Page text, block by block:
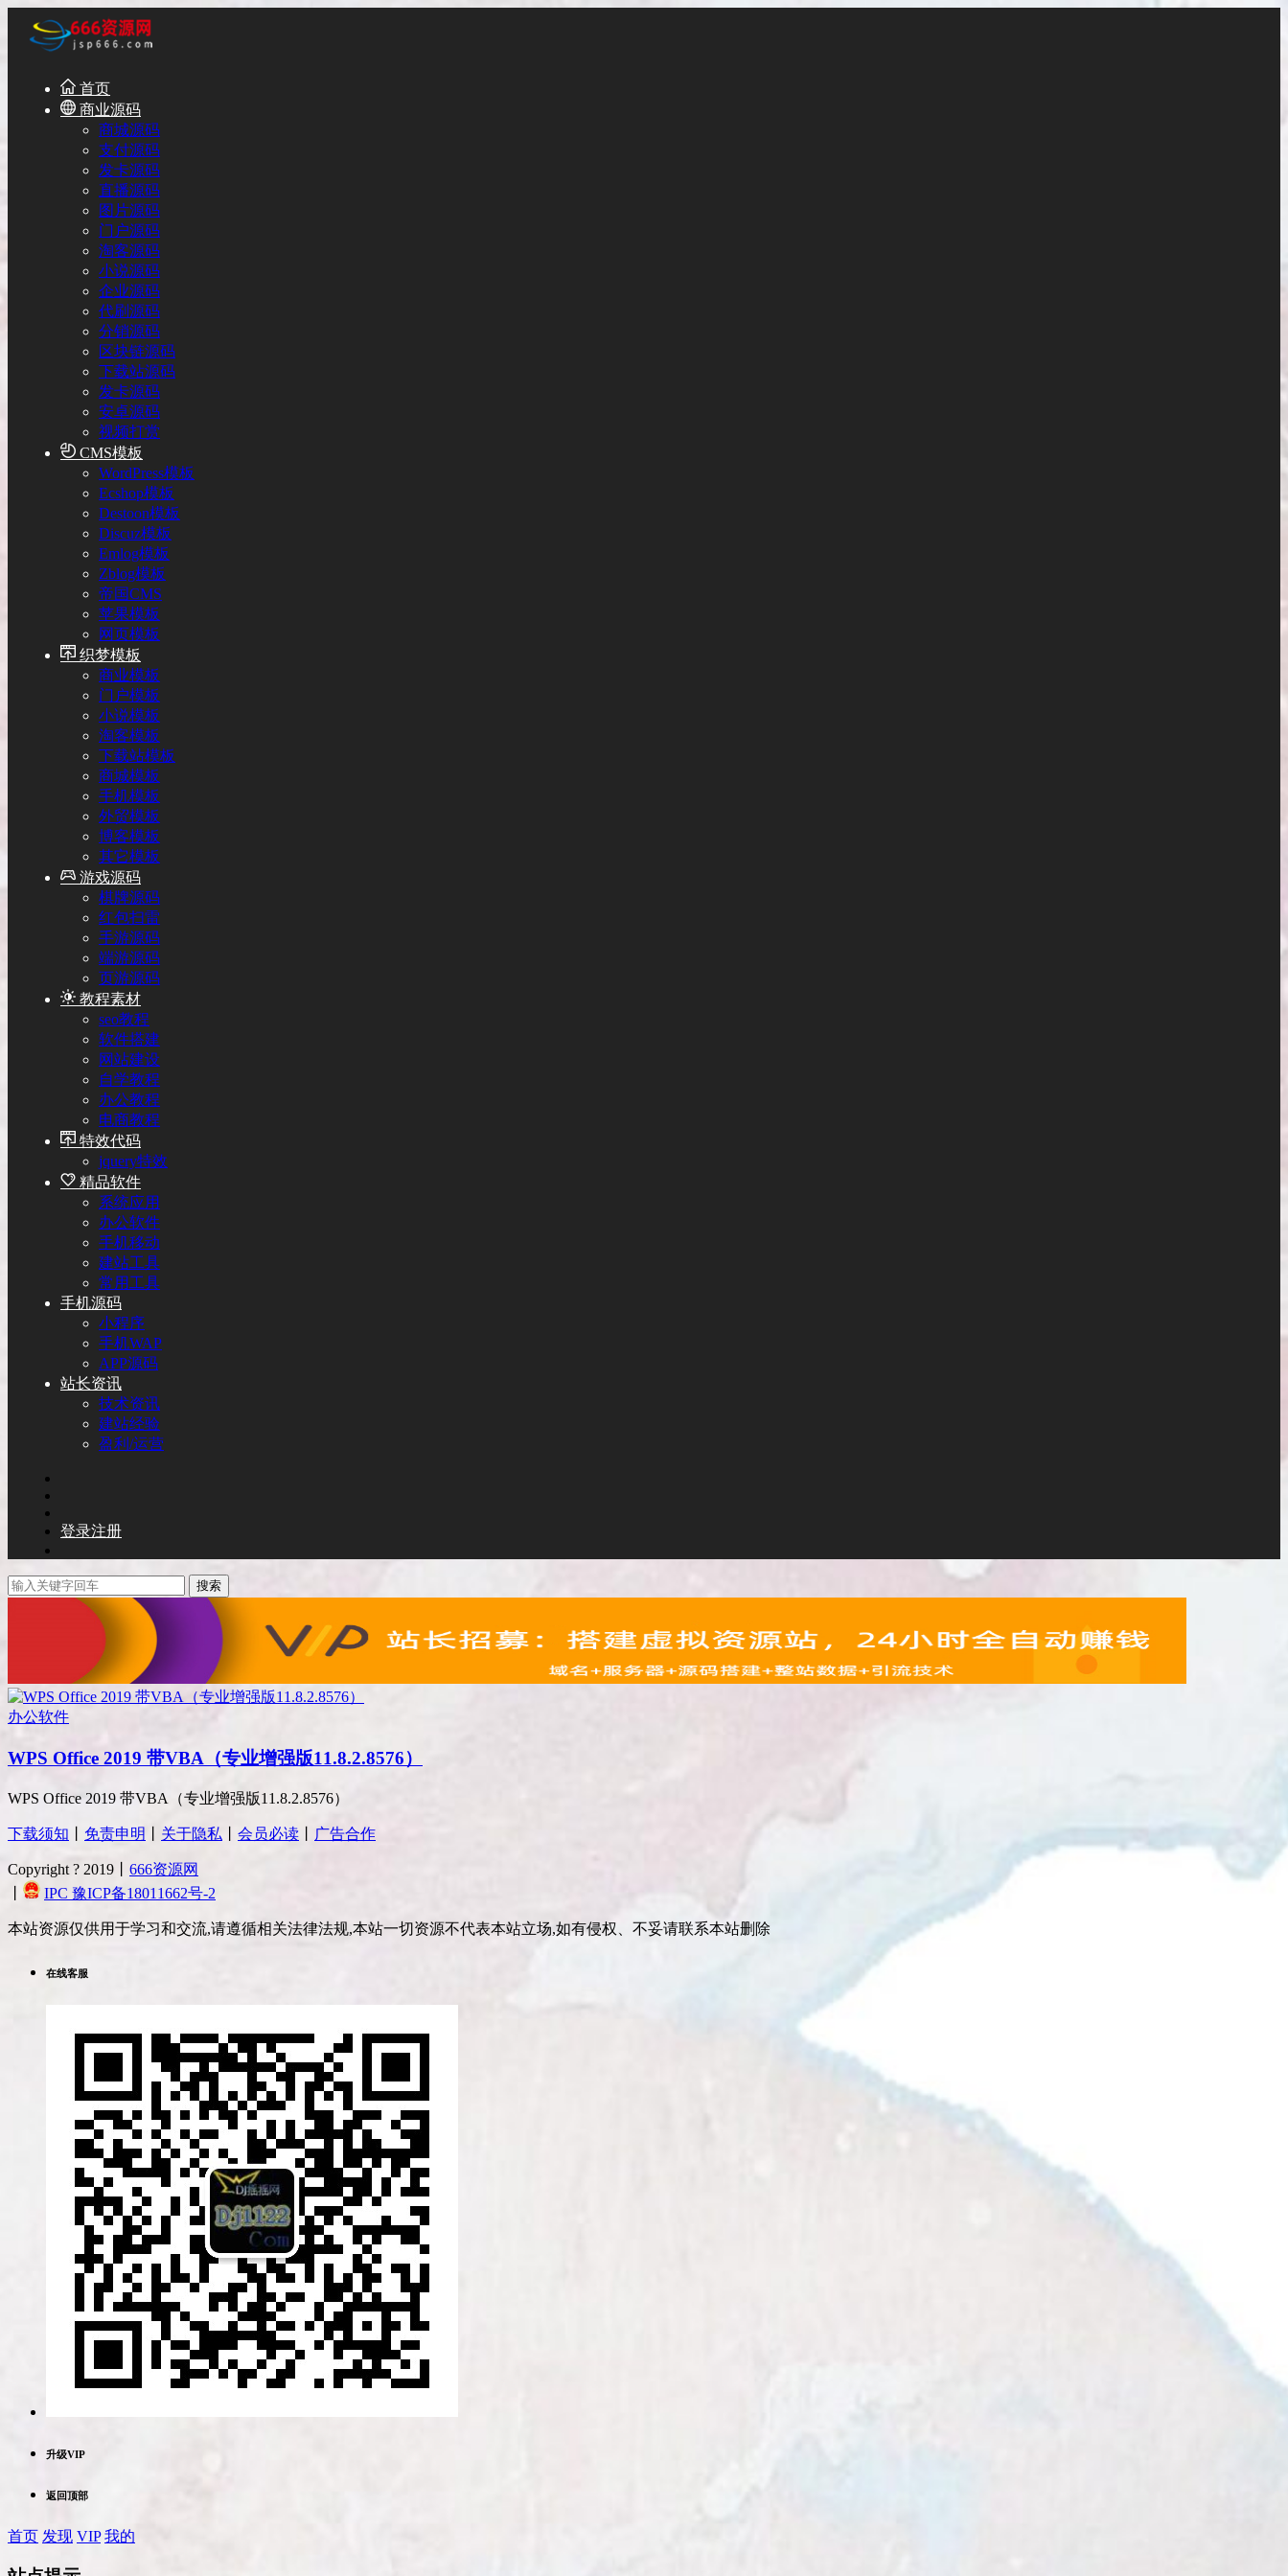
首页
商业源码
商城源码
支付源码
发卡源码
直播源码
图片源码
门户源码
淘客源码
小说源码
企业源码
代刷源码
分销源码
区块链源码
下载站源码
发卡源码
安卓源码
视频打赏
CMS模板
WordPress模板
Ecshop模板
Destoon模板
Discuz模板
Emlog模板
Zblog模板
帝国CMS
苹果模板
网页模板
织梦模板
商业模板
门户模板
小说模板
淘客模板
下载站模板
商城模板
手机模板
外贸模板
博客模板
其它模板
游戏源码
棋牌源码
红包扫雷
手游源码
端游源码
页游源码
教程素材
seo教程
软件搭建
网站建设
自学教程
办公教程
电商教程
特效代码
jquery特效
精品软件
系统应用
办公软件
手机移动
建站工具
常用工具
手机源码
小程序
手机WAP
APP源码
站长资讯
技术资讯
建站经验
盈利/运营
登录注册
搜索
办公软件
WPS Office 2019 带VBA（专业增强版11.8.2.8576）
WPS Office 2019 带VBA（专业增强版11.8.2.8576）
下载须知 免责申明 关于隐私 会员必读 广告合作
Copyright ? 2019丨 666资源网
IPC 豫ICP备18011662号-2
本站资源仅供用于学习和交流,请遵循相关法律法规,本站一切资源不代表本站立场,如有侵权、不妥请联系本站删除
在线客服
升级VIP
返回顶部
首页 发现 VIP 我的